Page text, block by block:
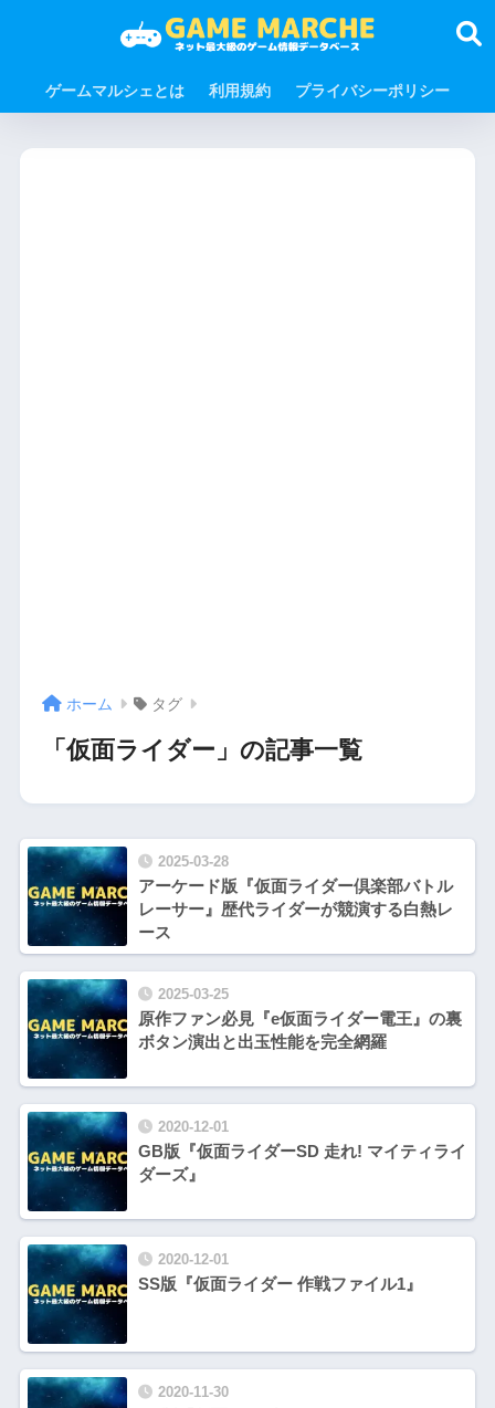
ゲームマルシェとは 利用規約 プライバシーポリシー
ホーム タグ
「仮面ライダー」の記事一覧
2025-03-28
アーケード版『仮面ライダー倶楽部バトル
レーサー』歴代ライダーが競演する白熱レ
ース
2025-03-25
原作ファン必見『e仮面ライダー電王』の裏
ボタン演出と出玉性能を完全網羅
2020-12-01
GB版『仮面ライダーSD 走れ! マイティライ
ダーズ』
2020-12-01
SS版『仮面ライダー 作戦ファイル1』
2020-11-30